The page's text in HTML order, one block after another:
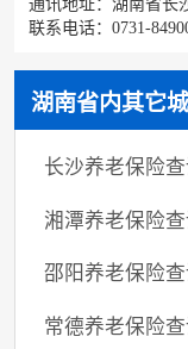
通讯地址：湖南省长
联系电话：0731-
湖南省内其它
长沙养老保险
湘潭养老保险
邵阳养老保险
常德养老保险